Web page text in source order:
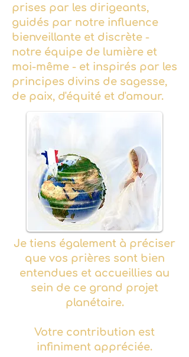
prises par les dirigeants,
guidés par notre influence
bienveillante et discrète -
notre équipe de lumière et
moi-même - et inspirés par les
principes divins de sagesse,
de paix, d'équité et d'amour.
Je tiens également à préciser
que vos prières sont bien
entendues et accueillies au
sein de ce grand projet
planétaire.
Votre contribution est
infiniment appréciée.